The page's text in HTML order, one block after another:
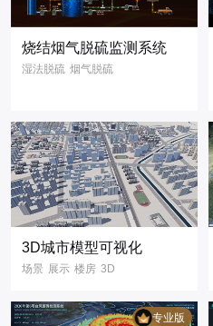
数字孪生 智慧物流
智慧园区 智慧仓储
3D模型 三维建模
烧结烟气脱硫监测系统
湿法脱硫 烟气脱硫
3D城市模型可视化
场景 展示 楼房 3D
智慧城市 城市管理
专业版